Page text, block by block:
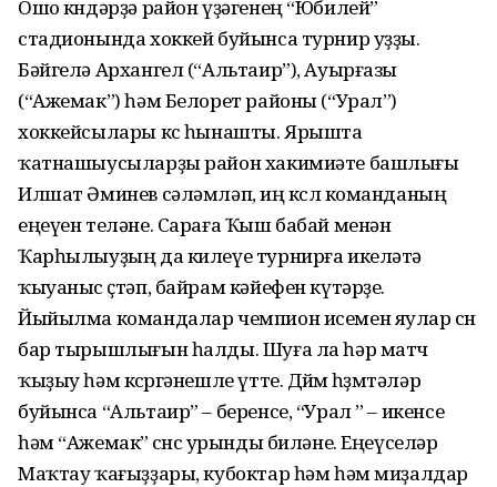
Ошо көндәрҙә район үҙәгенең “Юбилей”
стадионында хоккей буйынса турнир уҙҙы.
Бәйгелә Архангел (“Альтаир”), Ауырғазы
(“Ажемак”) һәм Белорет районы (“Урал”)
хоккейсылары көс һынашты. Ярышта
ҡатнашыусыларҙы район хакимиәте башлығы
Илшат Әминев сәләмләп, иң көслө команданың
еңеүен теләне. Сараға Ҡыш бабай менән
Ҡарһылыуҙың да килеүе турнирға икеләтә
ҡыуаныс өҫтәп, байрам кәйефен күтәрҙе.
Йыйылма командалар чемпион исемен яулар өсөн
бар тырышлығын һалды. Шуға ла һәр матч
ҡыҙыу һәм көсөргәнешле үтте. Дөйөм һөҙөмтәләр
буйынса “Альтаир” – беренсе, “Урал ” – икенсе
һәм “Ажемак” өсөнсө урынды биләне. Еңеүселәр
Маҡтау ҡағыҙҙары, кубоктар һәм һәм миҙалдар